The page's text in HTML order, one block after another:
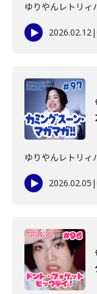
ゆりやんレトリィ
2026.02.12|
ゆりやんレトリィ
2026.02.05 |